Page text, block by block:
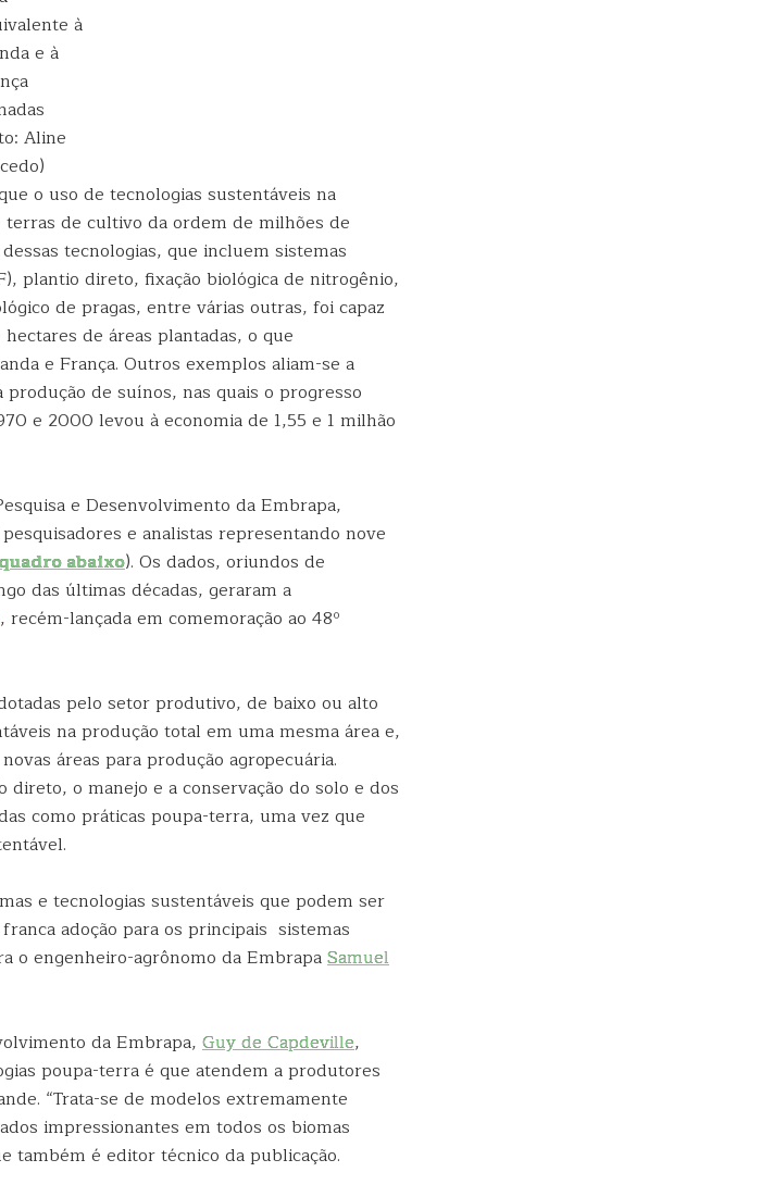
à
e à
Aline
o uso de tecnologias sustentáveis na
de cultivo da ordem de milhões de
tecnologias, que incluem sistemas
plantio direto, fixação biológica de nitrogênio,
de pragas, entre várias outras, foi capaz
de áreas plantadas, o que
e França. Outros exemplos aliam-se a
de suínos, nas quais o progresso
e 2000 levou à economia de 1,55 e 1 milhão
e Desenvolvimento da Embrapa,
e analistas representando nove
abaixo). Os dados, oriundos de
das últimas décadas, geraram a
, recém-lançada em comemoração ao 48º
pelo setor produtivo, de baixo ou alto
na produção total em uma mesma área e,
áreas para produção agropecuária.
o manejo e a conservação do solo e dos
como práticas poupa-terra, uma vez que
e tecnologias sustentáveis que podem ser
adoção para os principais sistemas
o engenheiro-agrônomo da EmbrapaSamuel
da Embrapa, Guy de Capdeville,
poupa-terra é que atendem a produtores
“Trata-se de modelos extremamente
impressionantes em todos os biomas
também é editor técnico da publicação.